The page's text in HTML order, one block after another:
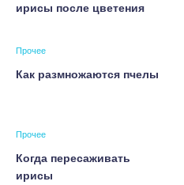
ирисы после цветения
Прочее
Как размножаются пчелы
Прочее
Когда пересаживать
ирисы